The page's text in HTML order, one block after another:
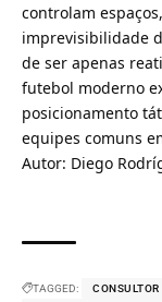
controlam
imprevisibilidade
de ser apenas
futebol moderno
posicionamento
equipes comuns
Autor: Diego
TAGGED: